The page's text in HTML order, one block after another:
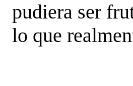
pudiera ser
lo que